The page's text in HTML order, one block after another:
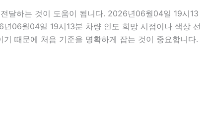
달하는 것이 도움이 됩니다. 2026년06월04일 19시13
06월04일 19시13분 차량 인도 희망 시점이나 색상 선
때문에 처음 기준을 명확하게 잡는 것이 중요합니다.